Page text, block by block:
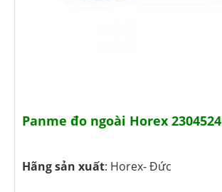
Panme đo ngoài Horex 2304524
Hãng sản xuất: Horex- Đức